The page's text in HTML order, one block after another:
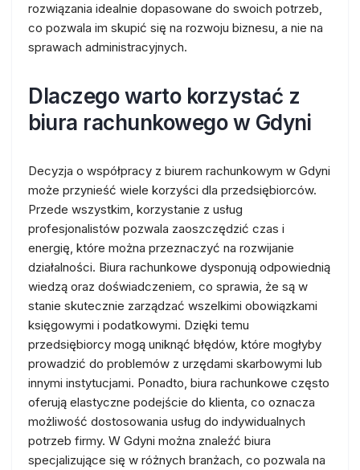
rozwiązania idealnie dopasowane do swoich potrzeb,
co pozwala im skupić się na rozwoju biznesu, a nie na
sprawach administracyjnych.
Dlaczego warto korzystać z
biura rachunkowego w Gdyni
Decyzja o współpracy z biurem rachunkowym w Gdyni
może przynieść wiele korzyści dla przedsiębiorców.
Przede wszystkim, korzystanie z usług
profesjonalistów pozwala zaoszczędzić czas i
energię, które można przeznaczyć na rozwijanie
działalności. Biura rachunkowe dysponują odpowiednią
wiedzą oraz doświadczeniem, co sprawia, że są w
stanie skutecznie zarządzać wszelkimi obowiązkami
księgowymi i podatkowymi. Dzięki temu
przedsiębiorcy mogą uniknąć błędów, które mogłyby
prowadzić do problemów z urzędami skarbowymi lub
innymi instytucjami. Ponadto, biura rachunkowe często
oferują elastyczne podejście do klienta, co oznacza
możliwość dostosowania usług do indywidualnych
potrzeb firmy. W Gdyni można znaleźć biura
specjalizujące się w różnych branżach, co pozwala na